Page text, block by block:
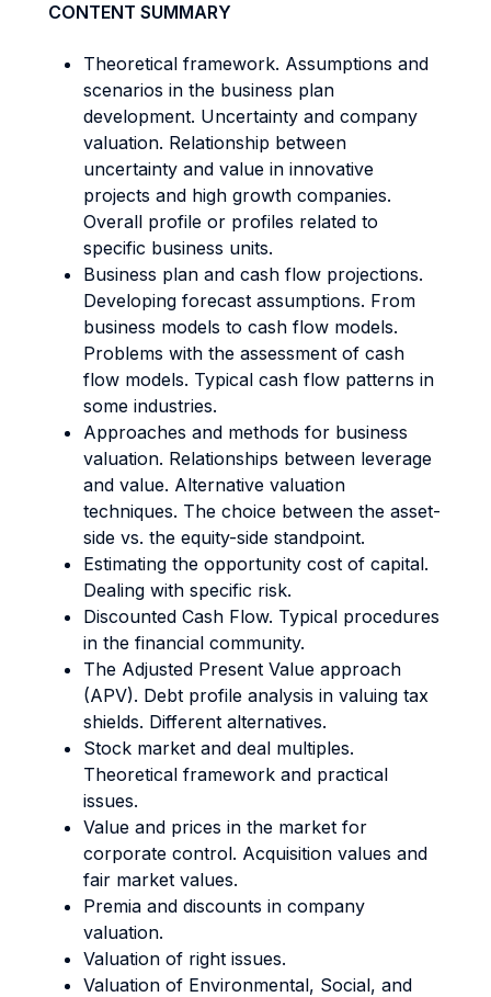
CONTENT SUMMARY
Theoretical framework. Assumptions and
scenarios in the business plan
development. Uncertainty and company
valuation. Relationship between
uncertainty and value in innovative
projects and high growth companies.
Overall profile or profiles related to
specific business units.
Business plan and cash flow projections.
Developing forecast assumptions. From
business models to cash flow models.
Problems with the assessment of cash
flow models. Typical cash flow patterns in
some industries.
Approaches and methods for business
valuation. Relationships between leverage
and value. Alternative valuation
techniques. The choice between the asset-
side vs. the equity-side standpoint.
Estimating the opportunity cost of capital.
Dealing with specific risk.
Discounted Cash Flow. Typical procedures
in the financial community.
The Adjusted Present Value approach
(APV). Debt profile analysis in valuing tax
shields. Different alternatives.
Stock market and deal multiples.
Theoretical framework and practical
issues.
Value and prices in the market for
corporate control. Acquisition values and
fair market values.
Premia and discounts in company
valuation.
Valuation of right issues.
Valuation of Environmental, Social, and